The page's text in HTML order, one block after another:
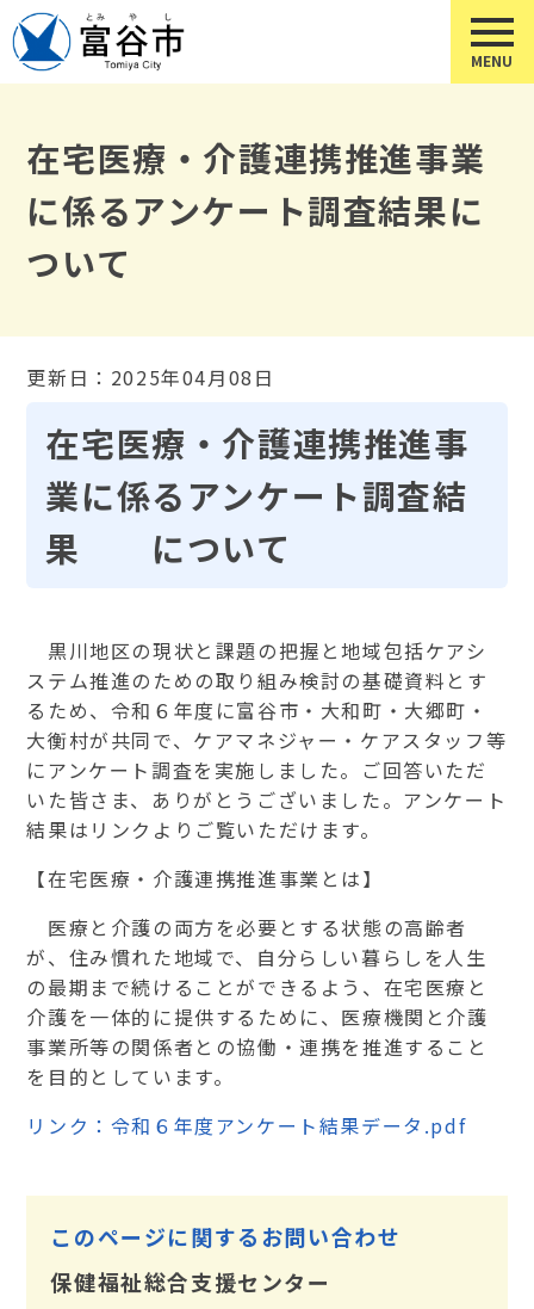
在宅医療・介護連携推進事業
に係るアンケート調査結果に
ついて
更新日：2025年04月08日
在宅医療・介護連携推進事
業に係るアンケート調査結
果 について
黒川地区の現状と課題の把握と地域包括ケアシ
ステム推進のための取り組み検討の基礎資料とす
るため、令和６年度に富谷市・大和町・大郷町・
大衡村が共同で、ケアマネジャー・ケアスタッフ等
にアンケート調査を実施しました。ご回答いただ
いた皆さま、ありがとうございました。アンケート
結果はリンクよりご覧いただけます。
【在宅医療・介護連携推進事業とは】
医療と介護の両方を必要とする状態の高齢者
が、住み慣れた地域で、自分らしい暮らしを人生
の最期まで続けることができるよう、在宅医療と
介護を一体的に提供するために、医療機関と介護
事業所等の関係者との協働・連携を推進すること
を目的としています。
リンク：令和６年度アンケート結果データ.pdf
このページに関するお問い合わせ
保健福祉総合支援センター